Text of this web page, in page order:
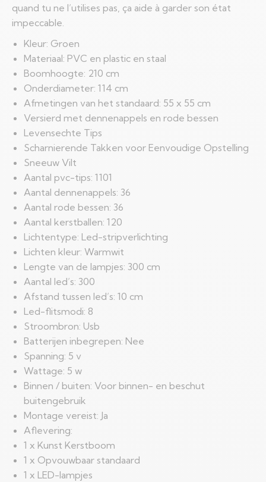
quand tu ne l’utilises pas, ça aide à garder son état
impeccable.
Kleur: Groen
Materiaal: PVC en plastic en staal
Boomhoogte: 210 cm
Onderdiameter: 114 cm
Afmetingen van het standaard: 55 x 55 cm
Versierd met dennenappels en rode bessen
Levensechte Tips
Scharnierende Takken voor Eenvoudige Opstelling
Sneeuw Vilt
Aantal pvc-tips: 1101
Aantal dennenappels: 36
Aantal rode bessen: 36
Aantal kerstballen: 120
Lichtentype: Led-stripverlichting
Lichten kleur: Warmwit
Lengte van de lampjes: 300 cm
Aantal led’s: 300
Afstand tussen led’s: 10 cm
Led-flitsmodi: 8
Stroombron: Usb
Batterijen inbegrepen: Nee
Spanning: 5 v
Wattage: 5 w
Binnen / buiten: Voor binnen- en beschut
buitengebruik
Montage vereist: Ja
Aflevering:
1 x Kunst Kerstboom
1 x Opvouwbaar standaard
1 x LED-lampjes